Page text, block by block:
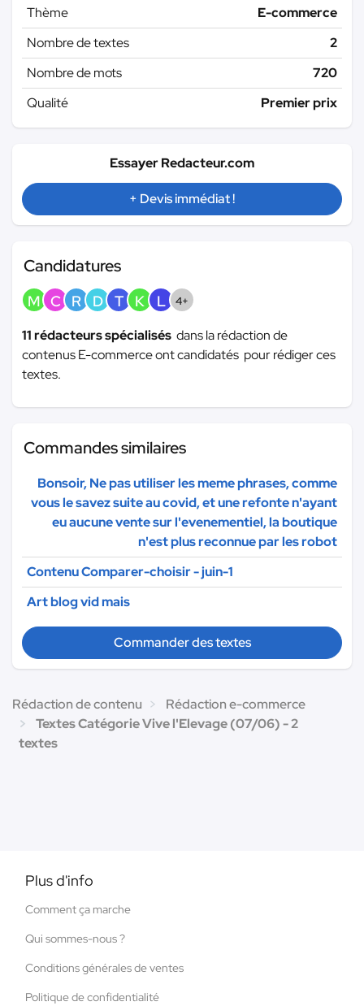
Thème
E-commerce
Nombre de textes
2
Nombre de mots
720
Qualité
Premier prix
Essayer Redacteur.com
+ Devis immédiat !
Candidatures
M C R D T K L 4+
11 rédacteurs spécialisés dans la rédaction de
contenus E-commerce ont candidatés pour rédiger ces
textes.
Commandes similaires
Bonsoir, Ne pas utiliser les meme phrases, comme
vous le savez suite au covid, et une refonte n'ayant
eu aucune vente sur l'evenementiel, la boutique
n'est plus reconnue par les robot
Contenu Comparer-choisir - juin-1
Art blog vid mais
Commander des textes
Rédaction de contenu
Rédaction e-commerce
Textes Catégorie Vive l'Elevage (07/06) - 2
textes
Plus d'info
Comment ça marche
Qui sommes-nous ?
Conditions générales de ventes
Politique de confidentialité